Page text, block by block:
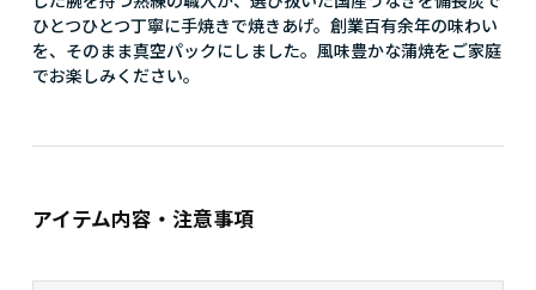
ひとつひとつ丁寧に手焼きで焼きあげ。創業百有余年の味わい
を、そのまま真空パックにしました。風味豊かな蒲焼をご家庭
でお楽しみください。
アイテム内容・注意事項